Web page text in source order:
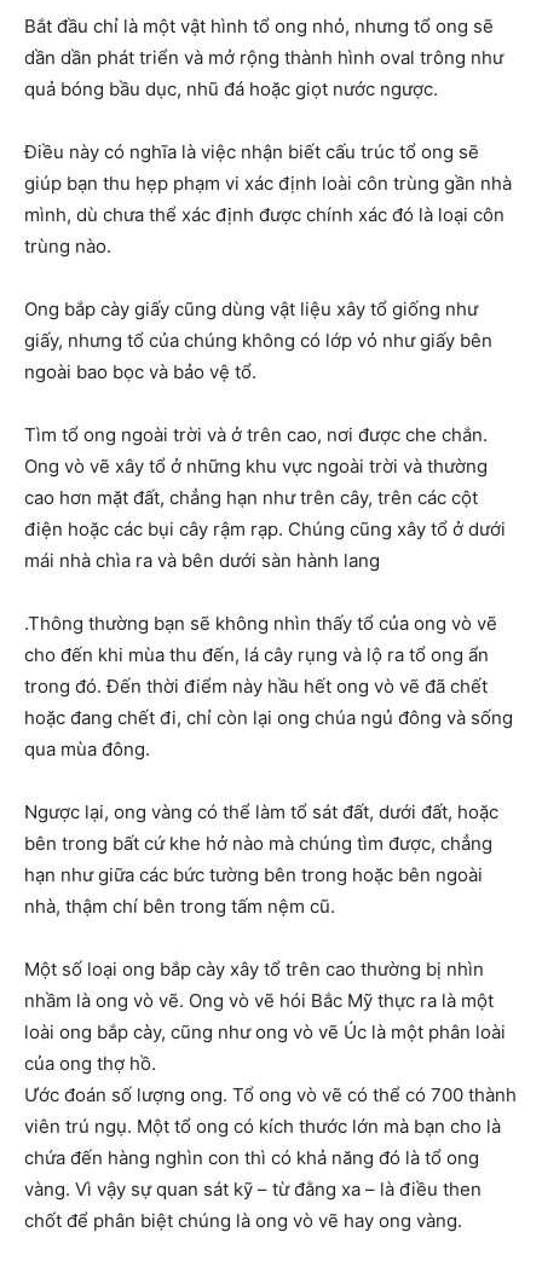
Bắt đầu chỉ là một vật hình tổ ong nhỏ, nhưng tổ ong sẽ
dần dần phát triển và mở rộng thành hình oval trông như
quả bóng bầu dục, nhũ đá hoặc giọt nước ngược.
Điều này có nghĩa là việc nhận biết cấu trúc tổ ong sẽ
giúp bạn thu hẹp phạm vi xác định loài côn trùng gần nhà
mình, dù chưa thể xác định được chính xác đó là loại côn
trùng nào.
Ong bắp cày giấy cũng dùng vật liệu xây tổ giống như
giấy, nhưng tổ của chúng không có lớp vỏ như giấy bên
ngoài bao bọc và bảo vệ tổ.
Tìm tổ ong ngoài trời và ở trên cao, nơi được che chắn.
Ong vò vẽ xây tổ ở những khu vực ngoài trời và thường
cao hơn mặt đất, chẳng hạn như trên cây, trên các cột
điện hoặc các bụi cây rậm rạp. Chúng cũng xây tổ ở dưới
mái nhà chìa ra và bên dưới sàn hành lang
.Thông thường bạn sẽ không nhìn thấy tổ của ong vò vẽ
cho đến khi mùa thu đến, lá cây rụng và lộ ra tổ ong ẩn
trong đó. Đến thời điểm này hầu hết ong vò vẽ đã chết
hoặc đang chết đi, chỉ còn lại ong chúa ngủ đông và sống
qua mùa đông.
Ngược lại, ong vàng có thể làm tổ sát đất, dưới đất, hoặc
bên trong bất cứ khe hở nào mà chúng tìm được, chẳng
hạn như giữa các bức tường bên trong hoặc bên ngoài
nhà, thậm chí bên trong tấm nệm cũ.
Một số loại ong bắp cày xây tổ trên cao thường bị nhìn
nhầm là ong vò vẽ. Ong vò vẽ hói Bắc Mỹ thực ra là một
loài ong bắp cày, cũng như ong vò vẽ Úc là một phân loài
của ong thợ hồ.
Ước đoán số lượng ong. Tổ ong vò vẽ có thể có 700 thành
viên trú ngụ. Một tổ ong có kích thước lớn mà bạn cho là
chứa đến hàng nghìn con thì có khả năng đó là tổ ong
vàng. Vì vậy sự quan sát kỹ – từ đằng xa – là điều then
chốt để phân biệt chúng là ong vò vẽ hay ong vàng.